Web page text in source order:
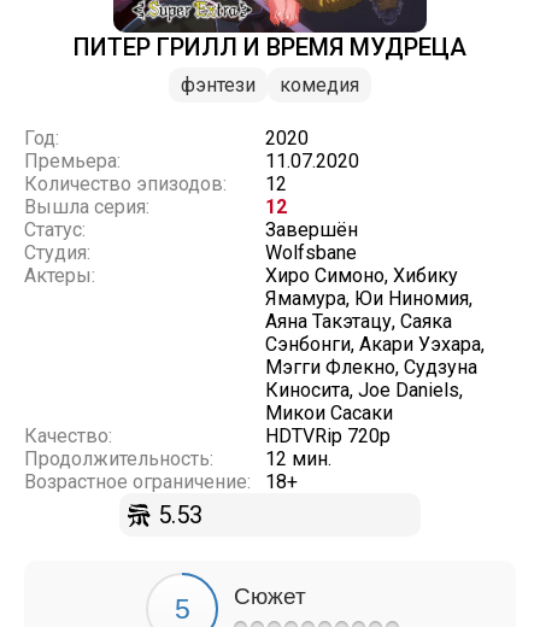
ПИТЕР ГРИЛЛ И ВРЕМЯ МУДРЕЦА
фэнтези комедия
Год:
2020
Премьера:
11.07.2020
Количество эпизодов:
12
Вышла серия:
12
Статус:
Завершён
Студия:
Wolfsbane
Актеры:
Хиро Симоно, Хибику
Ямамура, Юи Ниномия,
Аяна Такэтацу, Саяка
Сэнбонги, Акари Уэхара,
Мэгги Флекно, Судзуна
Киносита, Joe Daniels,
Микои Сасаки
Качество:
HDTVRip 720p
Продолжительность:
12 мин.
Возрастное ограничение:
18+
5.53
Сюжет